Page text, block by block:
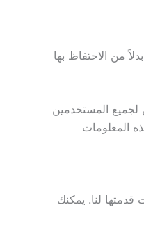
من الاحتفاظ بها
لجميع المستخدمين
المعلومات
لنا. يمكنك